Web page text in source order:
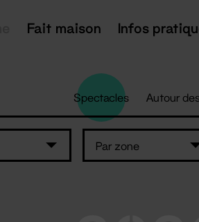
Fait maison Infos
Spectacles Autour
Par zone